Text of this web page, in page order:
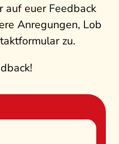
auf euer Feedback
Anregungen, Lob
zu.